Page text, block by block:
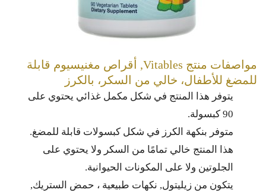
مواصفات منتج Vitables, أقراص مغنيسيوم قابلة
للمضغ للأطفال، خالي من السكر، بالكرز
يتوفر هذا المنتج في شكل مكمل غذائي يحتوي على
90 كبسولة.
متوفر بنكهة الكرز في شكل كبسولات قابلة للمضغ.
هذا المنتج خالي تمامًا من السكر ولا يحتوي على
الجلوتين ولا على المكونات الحيوانية.
يتكون من زيليتول, نكهات طبيعية ، حمض الستريك,